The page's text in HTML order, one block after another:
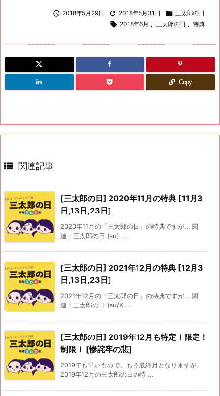
 2018年5月29日  2018年5月31日  三太郎の日
 2018年6月 , 三太郎の日 , 特典
Copy
 関連記事
[三太郎の日] 2020年11月の特典 [11月3
日,13日,23日]
2020年11月の「三太郎の日」の特典ですが... 関
連：三太郎の日 (au) ...
[三太郎の日] 2021年12月の特典 [12月3
日,13日,23日]
2021年12月の「三太郎の日」の特典ですが... 関
連：三太郎の日 (au/K ...
[三太郎の日] 2019年12月も特定！限定！
制限！ [惨詫牢の悲]
2019年も早いもので、もう最終月となりますが、
2019年12月の三太郎の日の特 ...